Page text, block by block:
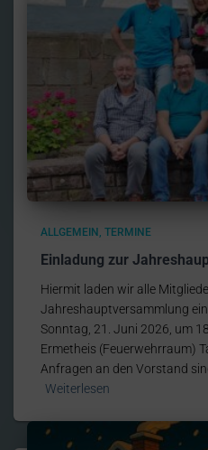
ALLGEMEIN TERMINE
Einladung zur
Hiermit laden wir alle
Jahreshauptversammlung
Sonntag, 21. Juni 2026, um
Ermetheis (Feuerwehrraum)
Anfragen an den Vorstand
Weiterlesen